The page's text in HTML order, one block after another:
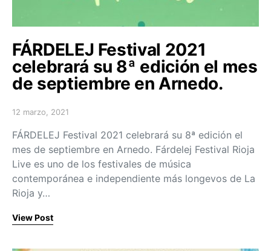
FÁRDELEJ Festival 2021
celebrará su 8ª edición el mes
de septiembre en Arnedo.
Posted on
12 marzo, 2021
FÁRDELEJ Festival 2021 celebrará su 8ª edición el
mes de septiembre en Arnedo. Fárdelej Festival Rioja
Live es uno de los festivales de música
contemporánea e independiente más longevos de La
Rioja y…
View Post